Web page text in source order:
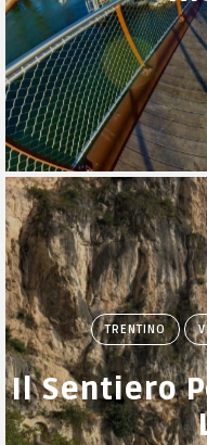
TRENTINO
Il Sentiero